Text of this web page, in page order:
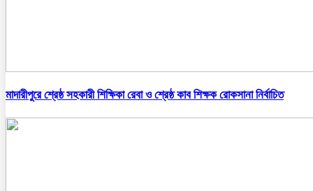
মাদারীপুরে শ্রেষ্ঠ সহকারী শিক্ষিকা রেবা ও শ্রেষ্ঠ কাব শিক্ষক রোকসানা নির্বাচিত